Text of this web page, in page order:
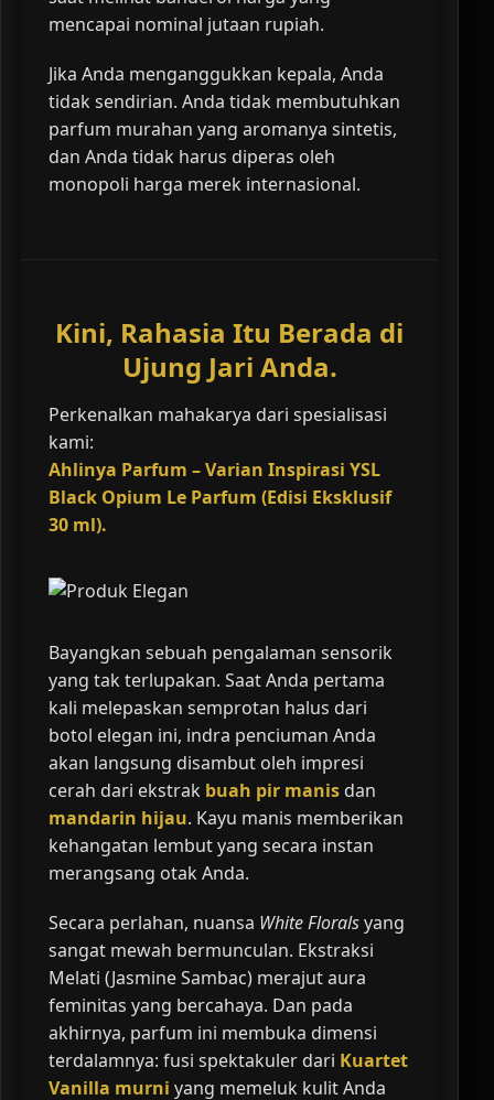
mencapai nominal jutaan rupiah.
Jika Anda menganggukkan kepala, Anda
tidak sendirian. Anda tidak membutuhkan
parfum murahan yang aromanya sintetis,
dan Anda tidak harus diperas oleh
monopoli harga merek internasional.
Kini, Rahasia Itu Berada di
Ujung Jari Anda.
Perkenalkan mahakarya dari spesialisasi
kami:
Ahlinya Parfum – Varian Inspirasi YSL
Black Opium Le Parfum (Edisi Eksklusif
30 ml).
Bayangkan sebuah pengalaman sensorik
yang tak terlupakan. Saat Anda pertama
kali melepaskan semprotan halus dari
botol elegan ini, indra penciuman Anda
akan langsung disambut oleh impresi
cerah dari ekstrak buah pir manis dan
mandarin hijau. Kayu manis memberikan
kehangatan lembut yang secara instan
merangsang otak Anda.
Secara perlahan, nuansa White Floralsyang
sangat mewah bermunculan. Ekstraksi
Melati (Jasmine Sambac) merajut aura
feminitas yang bercahaya. Dan pada
akhirnya, parfum ini membuka dimensi
terdalamnya: fusi spektakuler dari Kuartet
Vanilla murni yang memeluk kulit Anda